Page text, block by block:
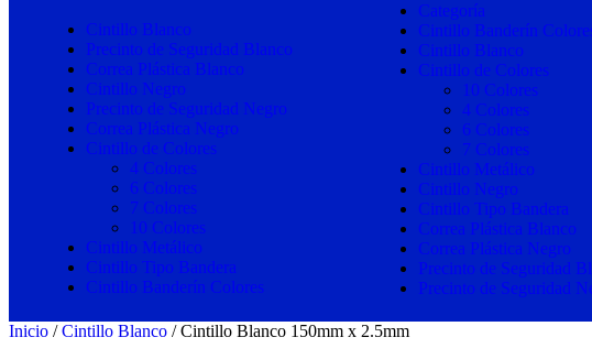
Cintillo Blanco
Precinto de Seguridad Blanco
Correa Plástica Blanco
Cintillo Negro
Precinto de Seguridad Negro
Correa Plástica Negro
Cintillo de Colores
4 Colores
6 Colores
7 Colores
10 Colores
Cintillo Metálico
Cintillo Tipo Bandera
Cintillo Banderín Colores
Categoría
Cintillo Banderín
Cintillo Blanco
Cintillo de Colores
10 Colores
4 Colores
6 Colores
7 Colores
Cintillo Metálico
Cintillo Negro
Cintillo Tipo Bandera
Correa Plástica Blanco
Correa Plástica Negro
Precinto de Seguridad
Precinto de Seguridad
Inicio /Cintillo Blanco / Cintillo Blanco 150mm x 2.5mm